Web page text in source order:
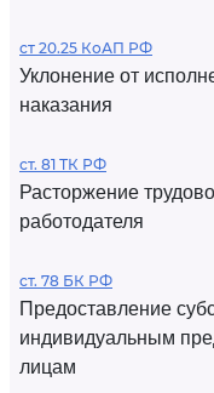
ст 20.25 КоАП РФ
Уклонение от
наказания
ст. 81 ТК РФ
Расторжение
работодателя
ст. 78 БК РФ
Предоставление
индивидуальным
лицам